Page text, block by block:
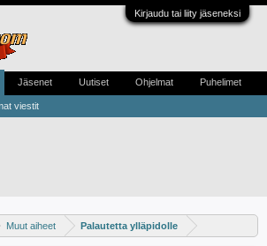
Kirjaudu tai liity jäseneksi
Muut aiheet Palautetta ylläpidolle
viestit
Jäsenet Uutiset Ohjelmat Puhelimet